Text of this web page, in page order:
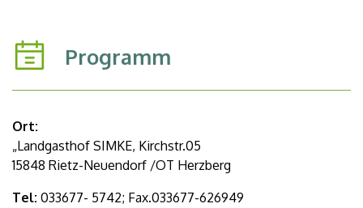
Programm
Ort:
„Landgasthof SIMKE, Kirchstr.05
15848 Rietz-Neuendorf /OT Herzberg
Tel: 033677- 5742; Fax.033677-626949